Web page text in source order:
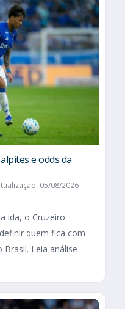
e odds da
05/08/2026
ida, o Cruzeiro
quem fica com
Brasil. Leia análise